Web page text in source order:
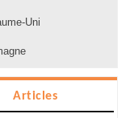
Uni
Articles